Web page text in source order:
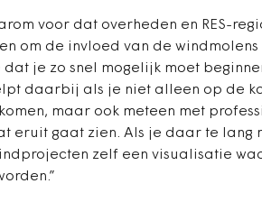
voor dat overheden en RES-
om de invloed van de windmolens
je zo snel mogelijk moet
daarbij als je niet alleen op de
maar ook meteen met
eruit gaat zien. Als je daar te lang
zelf een visualisatie